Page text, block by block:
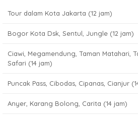
Tour dalam Kota Jakarta (12 jam)
Bogor Kota Dsk, Sentul, Jungle (12 jam)
Ciawi, Megamendung, Taman Matahari,
Safari (14 jam)
Puncak Pass, Cibodas, Cipanas, Cianjur
Anyer, Karang Bolong, Carita (14 jam)